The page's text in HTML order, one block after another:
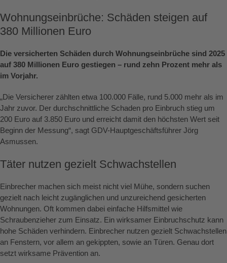
Wohnungseinbrüche: Schäden steigen auf
380 Millionen Euro
Die versicherten Schäden durch Wohnungseinbrüche sind 2025
auf 380 Millionen Euro gestiegen – rund zehn Prozent mehr als
im Vorjahr.
„Die Versicherer zählten etwa 100.000 Fälle, rund 5.000 mehr als im
Jahr zuvor. Der durchschnittliche Schaden pro Einbruch stieg um
200 Euro auf 3.850 Euro und erreicht damit den höchsten Wert seit
Beginn der Messung“, sagt GDV-Hauptgeschäftsführer Jörg
Asmussen.
Täter nutzen gezielt Schwachstellen
Einbrecher machen sich meist nicht viel Mühe, sondern suchen
gezielt nach leicht zugänglichen und unzureichend gesicherten
Wohnungen. Oft kommen dabei einfache Hilfsmittel wie
Schraubenzieher zum Einsatz. Ein wirksamer Einbruchschutz kann
hohe Schäden verhindern. Einbrecher nutzen gezielt Schwachstellen
an Fenstern, vor allem an gekippten, sowie an Türen. Genau dort
setzt wirksame Prävention an.